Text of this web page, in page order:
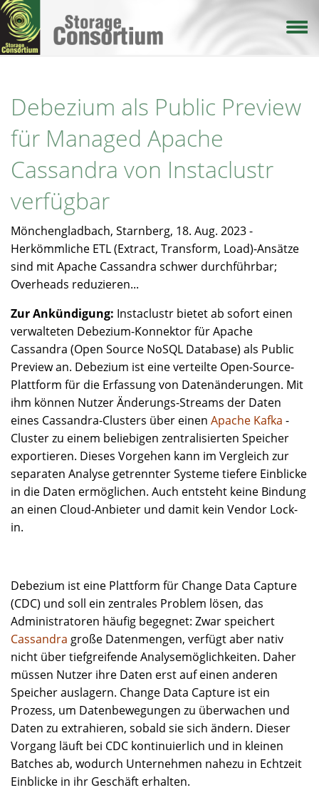
Direkt
zum
Inhalt
Debezium als Public Preview
für Managed Apache
Cassandra von Instaclustr
verfügbar
Mönchengladbach, Starnberg, 18. Aug. 2023 -
Herkömmliche ETL (Extract, Transform, Load)-Ansätze
sind mit Apache Cassandra schwer durchführbar;
Overheads reduzieren...
Zur Ankündigung: Instaclustr bietet ab sofort einen
verwalteten Debezium-Konnektor für Apache
Cassandra (Open Source NoSQL Database) als Public
Preview an. Debezium ist eine verteilte Open-Source-
Plattform für die Erfassung von Datenänderungen. Mit
ihm können Nutzer Änderungs-Streams der Daten
eines Cassandra-Clusters über einen Apache Kafka -
Cluster zu einem beliebigen zentralisierten Speicher
exportieren. Dieses Vorgehen kann im Vergleich zur
separaten Analyse getrennter Systeme tiefere Einblicke
in die Daten ermöglichen. Auch entsteht keine Bindung
an einen Cloud-Anbieter und damit kein Vendor Lock-
in.
Debezium ist eine Plattform für Change Data Capture
(CDC) und soll ein zentrales Problem lösen, das
Administratoren häufig begegnet: Zwar speichert
Cassandra große Datenmengen, verfügt aber nativ
nicht über tiefgreifende Analysemöglichkeiten. Daher
müssen Nutzer ihre Daten erst auf einen anderen
Speicher auslagern. Change Data Capture ist ein
Prozess, um Datenbewegungen zu überwachen und
Daten zu extrahieren, sobald sie sich ändern. Dieser
Vorgang läuft bei CDC kontinuierlich und in kleinen
Batches ab, wodurch Unternehmen nahezu in Echtzeit
Einblicke in ihr Geschäft erhalten.